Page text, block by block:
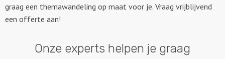
graag een themawandeling op maat voor je. Vraag vrijblijvend
een offerte aan!
Onze experts helpen je graag